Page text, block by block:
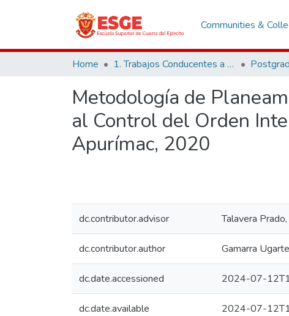
Communities &
Home 1. Trabajos Conducentes a Grados y Títulos
Metodología de
al Control del Orden
Apurímac, 2020
dc.contributor.advisor Talavera
dc.contributor.author Gamarra
dc.date.accessioned 2024-07-
dc.date.available 2024-07-